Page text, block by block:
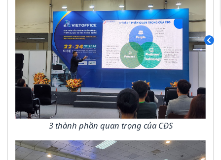
3 thành phần quan trọng của CĐS